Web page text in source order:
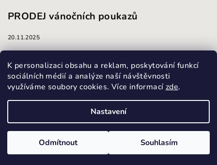
K personalizaci obsahu a reklam, poskytování funkcí
sociálních médií a analýze naší návštěvnosti
využíváme soubory cookies. Více informací zde.
Nastavení
Odmítnout Souhlasím
PRODEJ vánočních poukazů
20.11.2025
masáže
13.10.2025
Všechna práva vyhrazena.
Vytvořil Shoptet